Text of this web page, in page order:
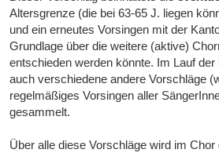
Altersgrenze (die bei 63-65 J. liegen
und ein erneutes Vorsingen mit der
Grundlage über die weitere (aktive)
entschieden werden könnte. Im Lauf
auch verschiedene andere Vorschläge
regelmäßiges Vorsingen aller
gesammelt.
Über alle diese Vorschläge wird im